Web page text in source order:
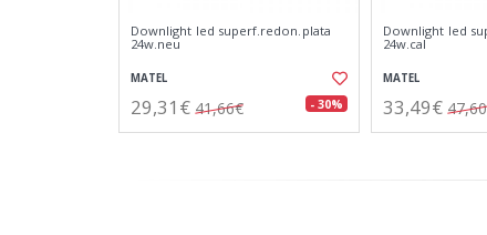
Downlight led superf.redon.plata
24w.neu
MATEL
29,31€ 41,66€ - 30%
Downlight led
24w.cal
MATEL
33,49€